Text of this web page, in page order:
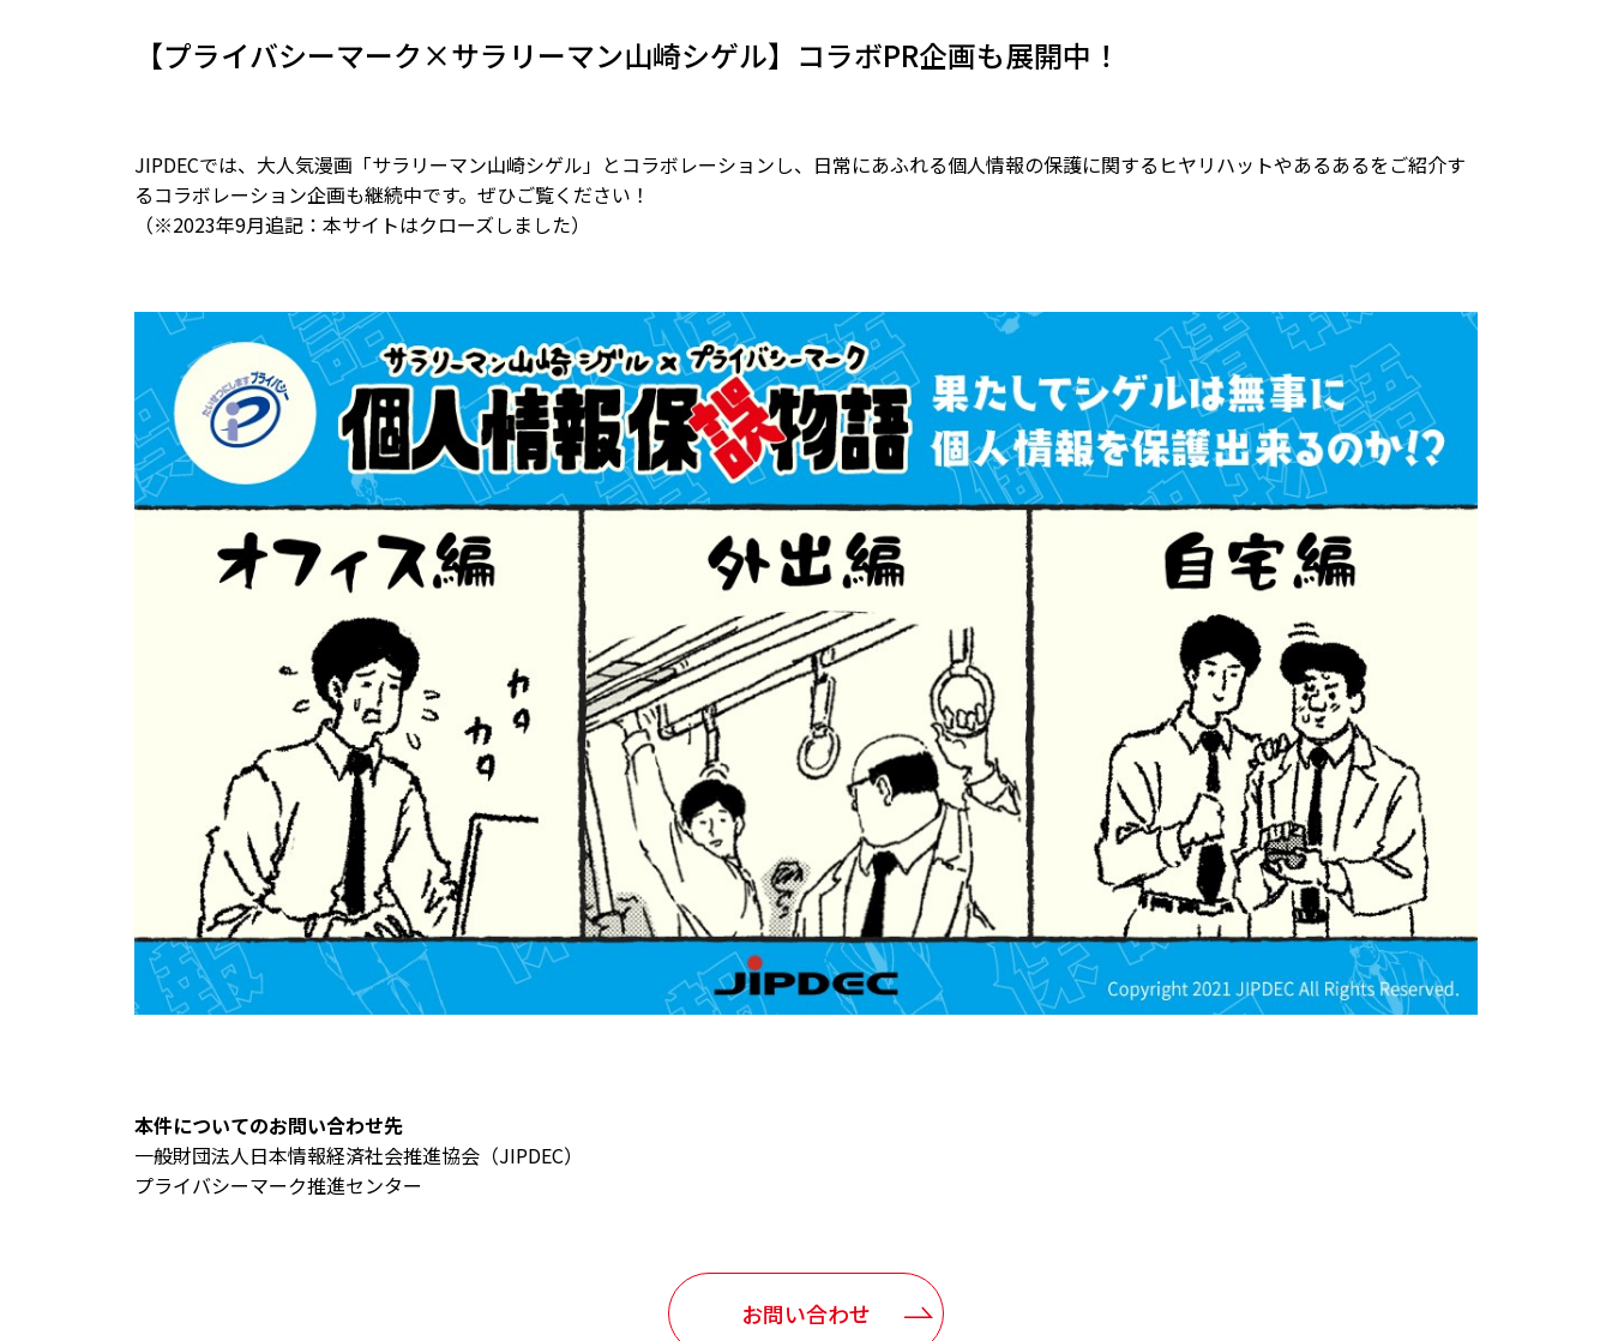
【プライバシーマーク×サラリーマン山崎シゲル】コラボPR企画も展開中！
JIPDECでは、大人気漫画「サラリーマン山崎シゲル」とコラボレーションし、日常にあふれる個人情報の保護に関するヒヤリハットやあるあるをご紹介す
るコラボレーション企画も継続中です。ぜひご覧ください！
（※2023年9月追記：本サイトはクローズしました）
本件についてのお問い合わせ先
⼀般財団法⼈⽇本情報経済社会推進協会（JIPDEC）
プライバシーマーク推進センター
お問い合わせ